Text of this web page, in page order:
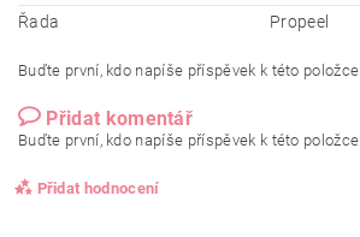
Řada
Propeel
Buďte první, kdo napíše příspěvek k této položce.
Přidat komentář
Buďte první, kdo napíše příspěvek k této položce.
Přidat hodnocení